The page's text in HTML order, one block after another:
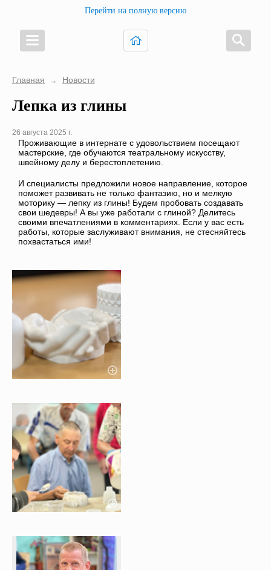
Перейти на полную версию
Главная → Новости
Лепка из глины
26 августа 2025 г.
Проживающие в интернате с удовольствием посещают
мастерские, где обучаются театральному искусству,
швейному делу и берестоплетению.
И специалисты предложили новое направление, которое
поможет развивать не только фантазию, но и мелкую
моторику — лепку из глины! Будем пробовать создавать
свои шедевры! А вы уже работали с глиной? Делитесь
своими впечатлениями в комментариях. Если у вас есть
работы, которые заслуживают внимания, не стесняйтесь
похвастаться ими!